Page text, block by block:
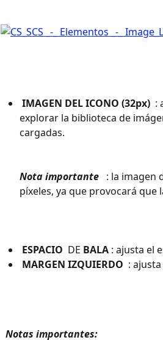
IMAGEN DEL ICONO (32px) :
explorar la biblioteca de
cargadas.
Nota importante : la imagen
píxeles, ya que provocará
ESPACIO DE BALA : ajusta el
MARGEN IZQUIERDO :
Notas importantes: